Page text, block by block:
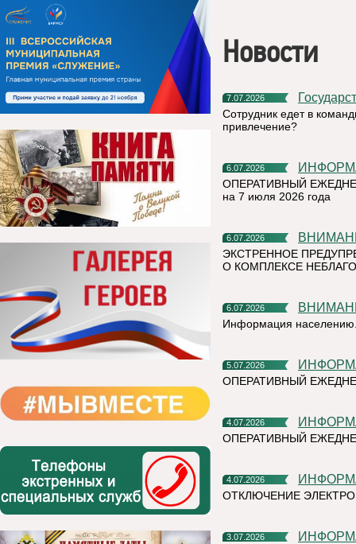
Новости
7.07.2026
Сотрудник едет в
привлечение?
6.07.2026
ОПЕРАТИВНЫЙ
на 7 июля 2026 года
6.07.2026
ЭКСТРЕННОЕ
О КОМПЛЕКСЕ
6.07.2026
Информация
5.07.2026
ОПЕРАТИВНЫЙ
4.07.2026
ОПЕРАТИВНЫЙ
4.07.2026
ОТКЛЮЧЕНИЕ
3.07.2026